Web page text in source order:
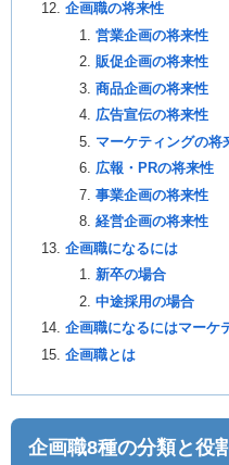
企画職の将来性
営業企画の将来性
販促企画の将来性
商品企画の将来性
広告宣伝の将来性
マーケティングの将
広報・PRの将来性
事業企画の将来性
経営企画の将来性
企画職になるには
新卒の場合
中途採用の場合
企画職になるにはマーケ
企画職とは
企画職8種の分類と役